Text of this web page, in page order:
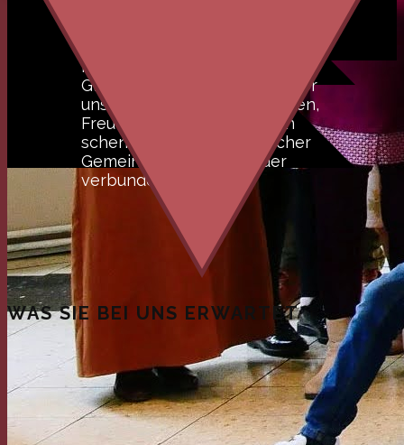
Menschen. Doch durch den
Glauben an Jesus Christus, der
uns Vergebung, ewiges Leben,
Freude und wahren Frieden
schenkt, sind wir in herzlicher
Gemeinschaft miteinander
verbunden.
WAS SIE BEI UNS ERWARTET